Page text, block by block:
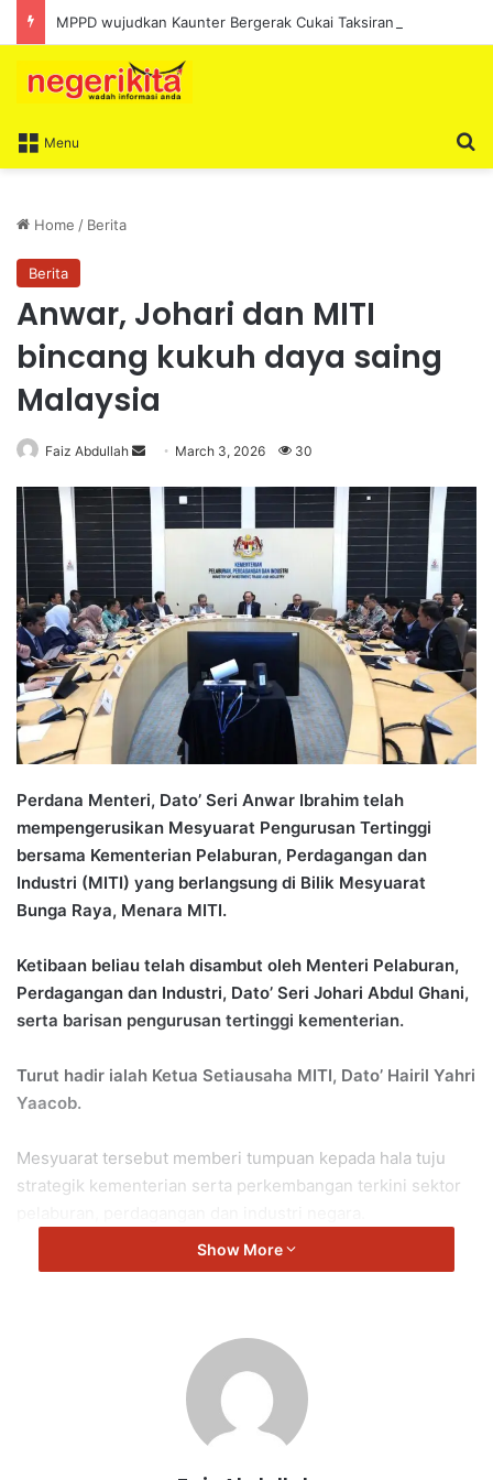
Menu
Home / Berita
Berita
Anwar, Johari dan MITI
bincang kukuh daya saing
Malaysia
Faiz Abdullah
n
d
a
n
e
m
l
March 3, 2026 30
Perdana Menteri, Dato’ Seri Anwar Ibrahim telah
mempengerusikan Mesyuarat Pengurusan Tertinggi
bersama Kementerian Pelaburan, Perdagangan dan
Industri (MITI) yang berlangsung di Bilik Mesyuarat
Bunga Raya, Menara MITI.
Ketibaan beliau telah disambut oleh Menteri Pelaburan,
Perdagangan dan Industri, Dato’ Seri Johari Abdul Ghani,
serta barisan pengurusan tertinggi kementerian.
Turut hadir ialah Ketua Setiausaha MITI, Dato’ Hairil Yahri
Yaacob.
Mesyuarat tersebut memberi tumpuan kepada hala tuju
strategik kementerian serta perkembangan terkini sektor
Perbincangan turut merangkumi usaha memperkukuh daya
Show More